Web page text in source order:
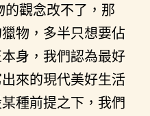
觀念改不了，那
物，多半只想要佔
身，我們認為最好
來的現代美好生活
種前提之下，我們